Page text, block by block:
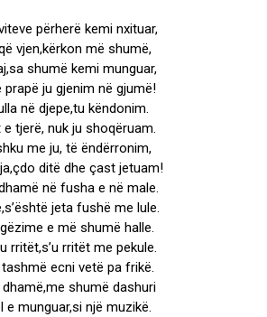
përherë kemi nxituar,
vjen,kërkon më shumë,
shumë kemi munguar,
ju gjenim në gjumë!
në djepe,tu këndonim.
tjerë, nuk ju shoqëruam.
me ju, të ëndërronim,
ditë dhe çast jetuam!
në fusha e në male.
jeta fushë me lule.
e më shumë halle.
rritët,s’u rritët me pekule.
ecni vetë pa frikë.
shumë dashuri
e munguar,si një muzikë.